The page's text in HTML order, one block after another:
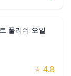
폴리쉬 오일
⭐ 4.8